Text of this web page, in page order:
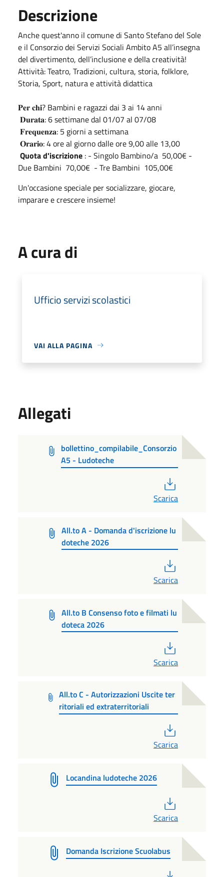
Descrizione
Anche quest'anno il comune di Santo Stefano del Sole
e il Consorzio dei Servizi Sociali Ambito A5 all’insegna
del divertimento, dell’inclusione e della creatività!
Attività: Teatro, Tradizioni, cultura, storia, folklore,
Storia, Sport, natura e attività didattica
𝐏𝐞𝐫 𝐜𝐡𝐢? Bambini e ragazzi dai 3 ai 14 anni
𝐃𝐮𝐫𝐚𝐭𝐚: 6 settimane dal 01/07 al 07/08
𝐅𝐫𝐞𝐪𝐮𝐞𝐧𝐳𝐚: 5 giorni a settimana
𝐎𝐫𝐚𝐫𝐢𝐨: 4 ore al giorno dalle ore 9,00 alle 13,00
Quota d'iscrizione : - Singolo Bambino/a 50,00€ -
Due Bambini 70,00€ - Tre Bambini 105,00€
Un'occasione speciale per socializzare, giocare,
imparare e crescere insieme!
A cura di
Ufficio servizi scolastici
VAI ALLA PAGINA
Allegati
bollettino_compilabile_Consorzio
A5 - Ludoteche
Scarica
All.to A - Domanda d'iscrizione lu
doteche 2026
Scarica
All.to B Consenso foto e filmati lu
doteca 2026
Scarica
All.to C - Autorizzazioni Uscite ter
ritoriali ed extraterritoriali
Scarica
Locandina ludoteche 2026
Scarica
Domanda Iscrizione Scuolabus